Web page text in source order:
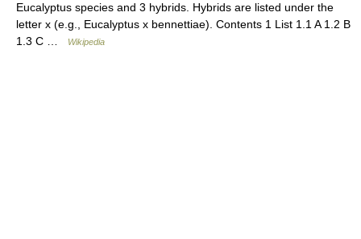
Eucalyptus species and 3 hybrids. Hybrids are listed under the
letter x (e.g., Eucalyptus x bennettiae). Contents 1 List 1.1 A 1.2 B
1.3 C …
Wikipedia